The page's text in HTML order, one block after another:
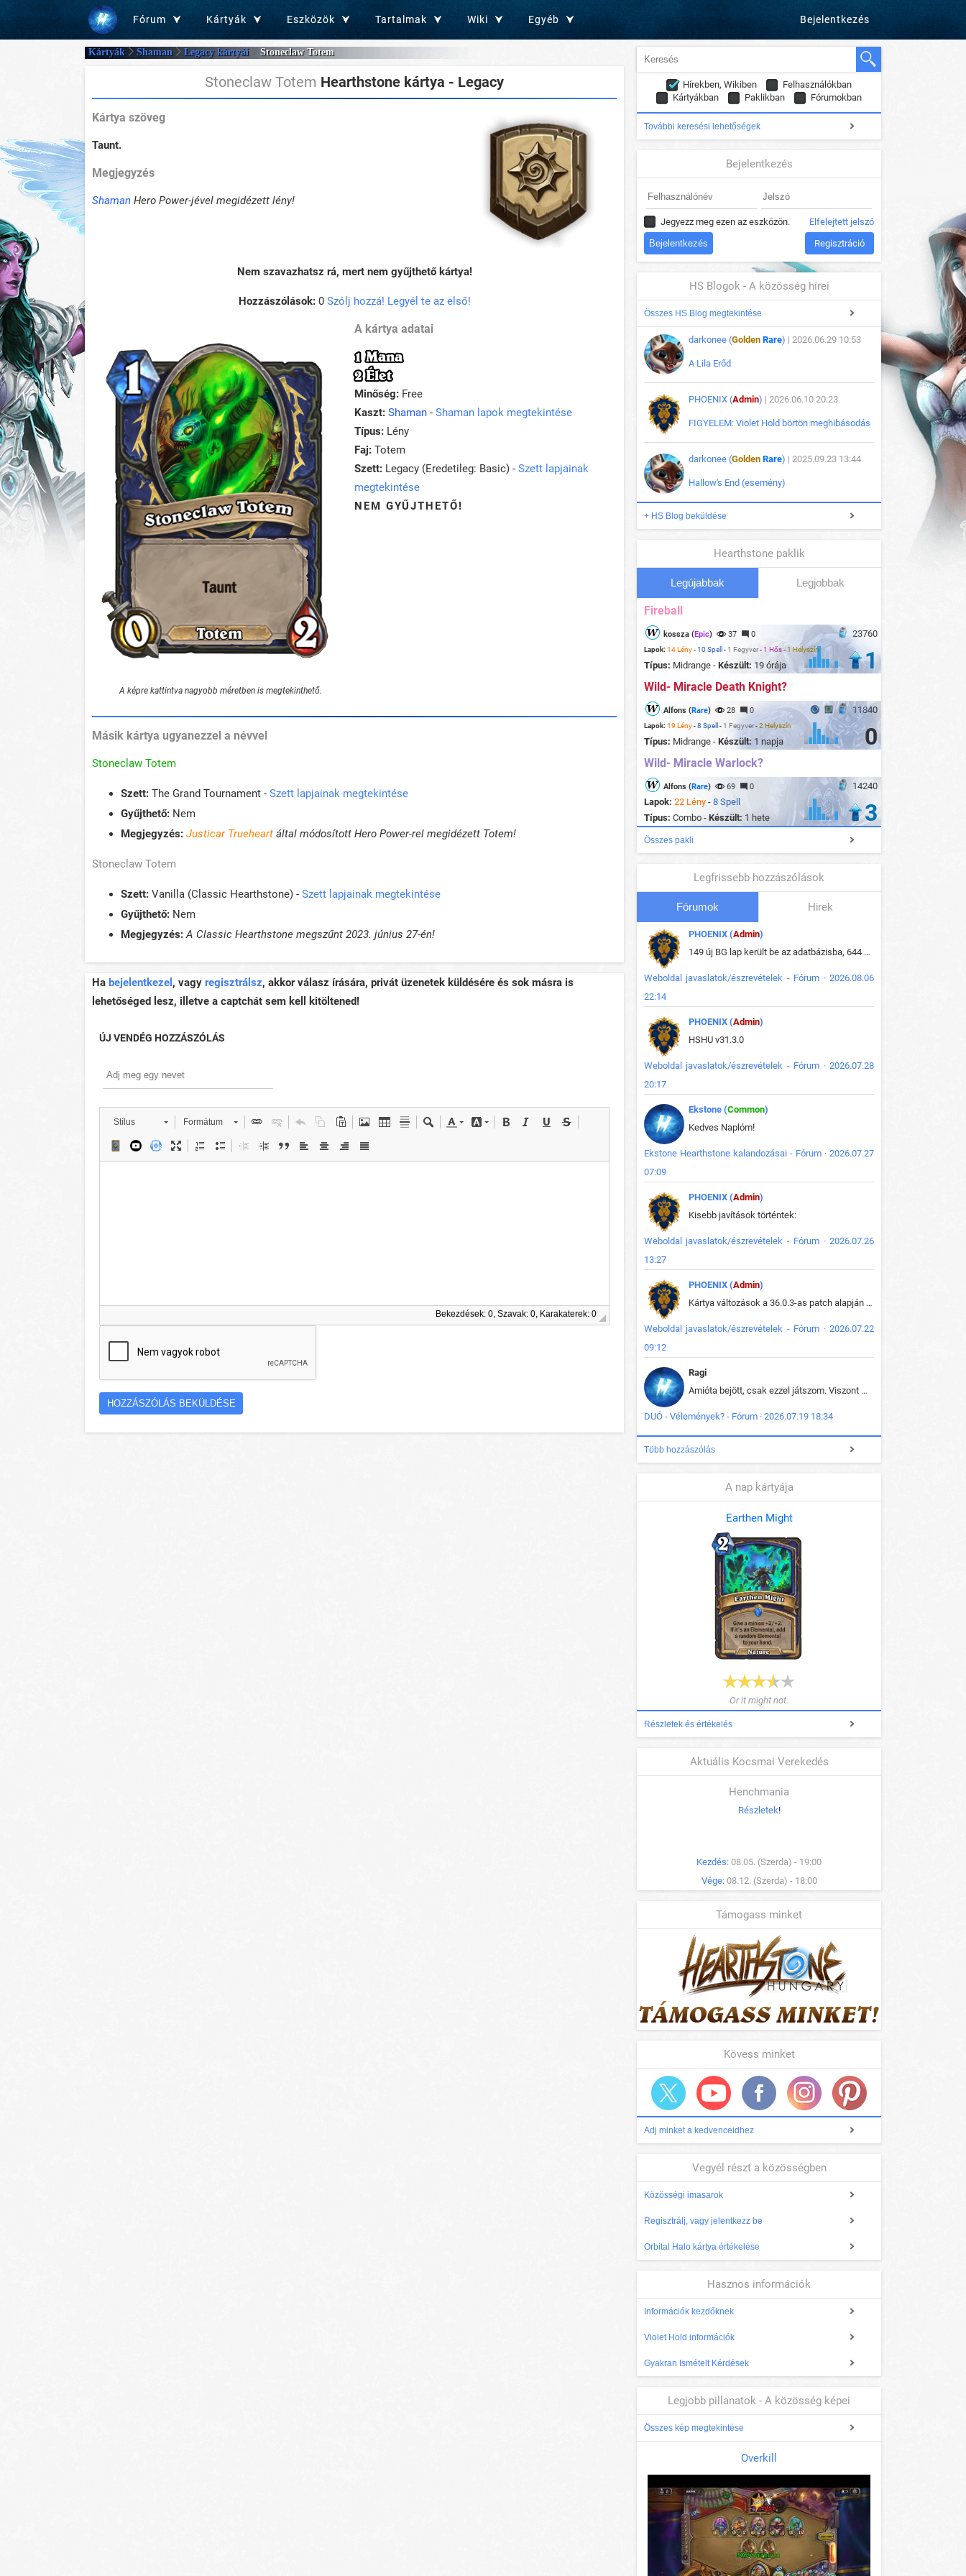
Fórum Kártyák Eszközök Tartalmak Wiki Egyéb Bejelentkezés
Kártyák Shaman Legacy kártyái Stoneclaw Totem
Stoneclaw Totem Hearthstone kártya - Legacy
Kártya szöveg
Taunt.
Megjegyzés
Shaman Hero Power-jével megidézett lény!
Nem szavazhatsz rá, mert nem gyűjthető kártya!
Hozzászólások:0 Szólj hozzá! Legyél te az első!
A képre kattintva nagyobb méretben is megtekinthető.
A kártya adatai
1 Mana
2 Élet
Minőség: Free
Kaszt: Shaman - Shaman lapok megtekintése
Típus: Lény
Faj: Totem
Szett: Legacy (Eredetileg: Basic) - Szett lapjainak
megtekintése
NEM GYŰJTHETŐ!
Másik kártya ugyanezzel a névvel
Stoneclaw Totem
Szett: The Grand Tournament - Szett lapjainak megtekintése
Gyűjthető: Nem
Megjegyzés: Justicar Trueheart által módosított Hero Power-rel megidézett Totem!
Stoneclaw Totem
Szett: Vanilla (Classic Hearthstone) - Szett lapjainak megtekintése
Gyűjthető: Nem
Megjegyzés: A Classic Hearthstone megszűnt 2023. június 27-én!
Ha bejelentkezel , vagy regisztrálsz, akkor válasz írására, privát üzenetek küldésére és sok másra is
lehetőséged lesz, illetve a captchát sem kell kitöltened!
ÚJ VENDÉG HOZZÁSZÓLÁS
Stílus Formátum
Bekezdések: 0, Szavak: 0, Karakaterek: 0
Hírekben, Wikiben
Felhasználókban
Kártyákban
Paklikban Fórumokban
További keresési lehetőségek
Bejelentkezés
Jegyezz meg ezen az eszközön. Elfelejtett jelszó
Regisztráció
HS Blogok - A közösség hírei
Összes HS Blog megtekintése
darkonee (Golden Rare) | 2026.06.29 10:53
A Lila Erőd
PHOENIX (Admin) | 2026.06.10 20:23
FIGYELEM: Violet Hold börtön meghibásodás
darkonee (Golden Rare) | 2025.09.23 13:44
Hallow's End (esemény)
+ HS Blog beküldése
Hearthstone paklik
Legújabbak Legjobbak
Fireball
23760
kossza (Epic) 37 0
Lapok: 14 Lény-10 Spell - 1 Fegyver-1 Hős-1 Helyszín
Típus: Midrange - Készült: 19 órája 1
Wild- Miracle Death Knight?
11840
Alfons (Rare) 28 0
Lapok: 19 Lény-8 Spell - 1 Fegyver-2 Helyszín
Típus: Midrange - Készült: 1 napja 0
Wild- Miracle Warlock?
14240
Alfons (Rare) 69 0
Lapok: 22 Lény - 8 Spell
Típus: Combo - Készült: 1 hete 3
Összes pakli
Legfrissebb hozzászólások
Fórumok Hirek
PHOENIX (Admin)
149 új BG lap került be az adatbázisba, 644 db meglévő BG lap módosult, bekerültek az új képek a megváltozott lapokhoz is.
Weboldal javaslatok/észrevételek - Fórum · 2026.08.06
22:14
PHOENIX (Admin)
HSHU v31.3.0
Weboldal javaslatok/észrevételek - Fórum · 2026.07.28
20:17
Ekstone (Common)
Kedves Naplóm!
Ekstone Hearthstone kalandozásai - Fórum · 2026.07.27
07:09
PHOENIX (Admin)
Kisebb javítások történtek:
Weboldal javaslatok/észrevételek - Fórum · 2026.07.26
13:27
PHOENIX (Admin)
Kártya változások a 36.0.3-as patch alapján frissítve az adatbázisban (képek is cserélve).
Weboldal javaslatok/észrevételek - Fórum · 2026.07.22
09:12
Ragi
Amióta bejött, csak ezzel játszom. Viszont mint minden más - akár az alapjáték is, ez is baromira összetett lett. Néha már pár kör után is esélytelen az egész. Vagy irreállisan túltápol valaki, vagy lelép a partner, vagy csak hülye mint a segg. És amikor eljönne az én időm, na akkor jön el mindenki másé is. Engem jobban érdekelne, hogy ki milyen ratingen szokott játszani. Na ez lenne egy érdekes adat.
DUÓ - Vélemények? - Fórum · 2026.07.19 18:34
Több hozzászólás
A nap kártyája
Earthen Might
Or it might not.
Részletek és értékelés
Aktuális Kocsmai Verekedés
Henchmania
Részletek!
Kezdés: 08.05. (Szerda) - 19:00
Vége: 08.12. (Szerda) - 18:00
Támogass minket
Kövess minket
Adj minket a kedvenceidhez
Vegyél részt a közösségben
Közösségi imasarok
Regisztrálj, vagy jelentkezz be
Orbital Halo kártya értékelése
Hasznos információk
Információk kezdőknek
Violet Hold információk
Gyakran Ismételt Kérdések
Legjobb pillanatok - A közösség képei
Összes kép megtekintése
Overkill